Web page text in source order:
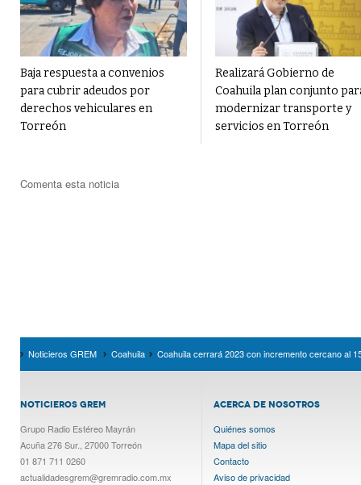
Baja respuesta a convenios
para cubrir adeudos por
derechos vehiculares en
Torreón
Realizará Gobierno de
Coahuila plan conjunto
modernizar transporte y
servicios en Torreón
Comenta esta noticia
Noticieros GREM Coahuila Coahuila cerrará 2023 con incremento cercano al
NOTICIEROS GREM
Grupo Radio Estéreo Mayrán
Acuña 276 Sur., 27000 Torreón
01 871 711 0260
actualidadesgrem@gremradio.com.mx
ACERCA DE NOSOTROS
Quiénes somos
Mapa del sitio
Contacto
Aviso de privacidad